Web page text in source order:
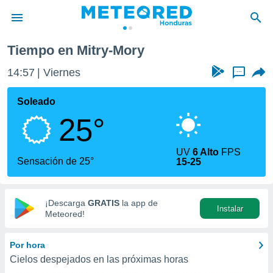
de
ha sido
calidad.
a este
las
y
digital
basada
Tiempo en Mitry-Mory
14:57 Viernes ...
Soleado
25°
Sensación de 25°
UV6 Alto FPS
15-25
¡Descarga GRATIS la app de
Meteored!
Instalar
Por hora
Cielos despejados en las próximas horas